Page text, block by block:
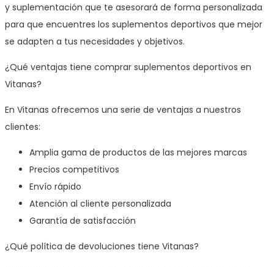
y suplementación que te asesorará de forma personalizada
para que encuentres los suplementos deportivos que mejor
se adapten a tus necesidades y objetivos.
¿Qué ventajas tiene comprar suplementos deportivos en
Vitanas?
En Vitanas ofrecemos una serie de ventajas a nuestros
clientes:
Amplia gama de productos de las mejores marcas
Precios competitivos
Envío rápido
Atención al cliente personalizada
Garantía de satisfacción
¿Qué política de devoluciones tiene Vitanas?